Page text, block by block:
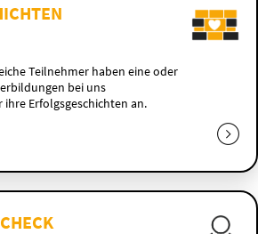
Teilnehmer haben eine oder
bei uns
ihre Erfolgsgeschichten an.